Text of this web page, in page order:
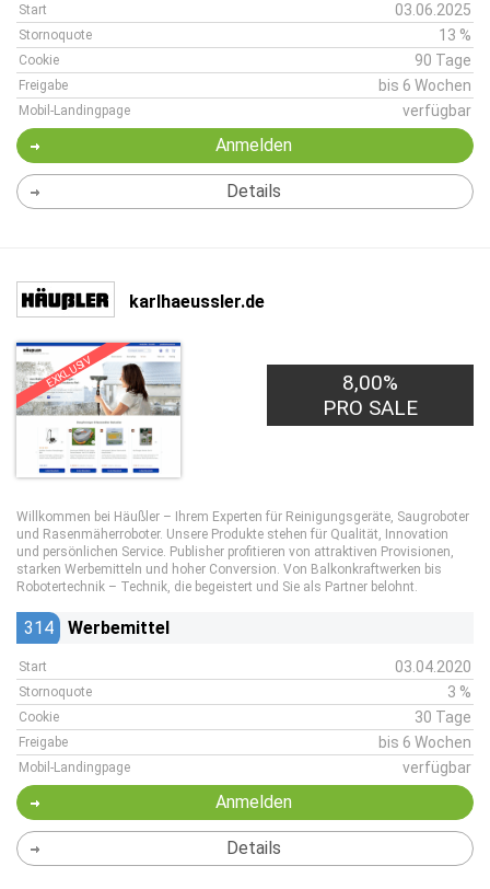
Start 03.06.2025
Stornoquote 13 %
Cookie 90 Tage
Freigabe bis 6 Wochen
Mobil-Landingpage verfügbar
Anmelden
Details
karlhaeussler.de
EXKLUSIV
8,00%
PRO SALE
Willkommen bei Häußler – Ihrem Experten für Reinigungsgeräte, Saugroboter
und Rasenmäherroboter. Unsere Produkte stehen für Qualität, Innovation
und persönlichen Service. Publisher profitieren von attraktiven Provisionen,
starken Werbemitteln und hoher Conversion. Von Balkonkraftwerken bis
Robotertechnik – Technik, die begeistert und Sie als Partner belohnt.
314 Werbemittel
Start 03.04.2020
Stornoquote 3 %
Cookie 30 Tage
Freigabe bis 6 Wochen
Mobil-Landingpage verfügbar
Anmelden
Details